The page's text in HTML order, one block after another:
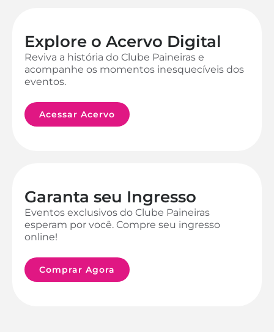
Explore o Acervo Digital
Reviva a história do Clube Paineiras e
acompanhe os momentos inesquecíveis dos
eventos.
Acessar Acervo
Garanta seu Ingresso
Eventos exclusivos do Clube Paineiras
esperam por você. Compre seu ingresso
online!
Comprar Agora